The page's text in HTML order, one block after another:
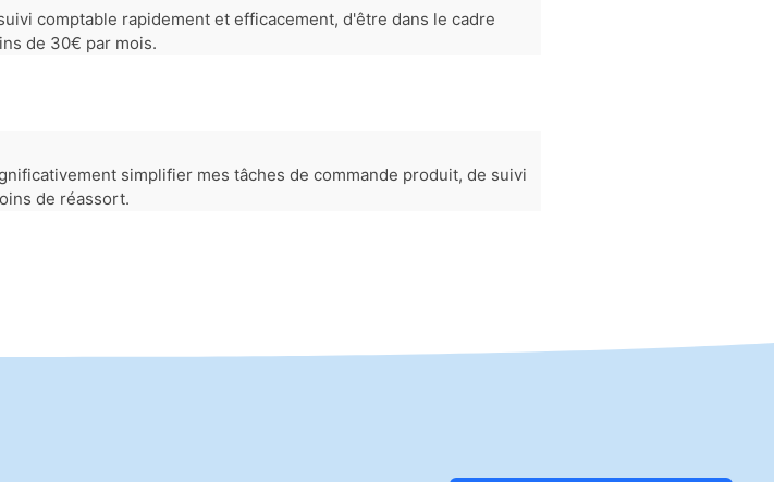
comptable rapidement et efficacement, d'être dans le cadre
de 30€ par mois.
simplifier mes tâches de commande produit, de suivi
de réassort.